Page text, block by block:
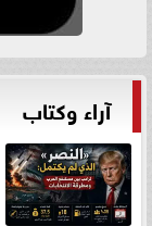
آراء وكتاب